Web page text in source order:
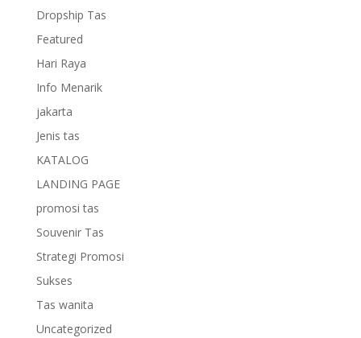
Dropship Tas
Featured
Hari Raya
Info Menarik
jakarta
Jenis tas
KATALOG
LANDING PAGE
promosi tas
Souvenir Tas
Strategi Promosi
Sukses
Tas wanita
Uncategorized